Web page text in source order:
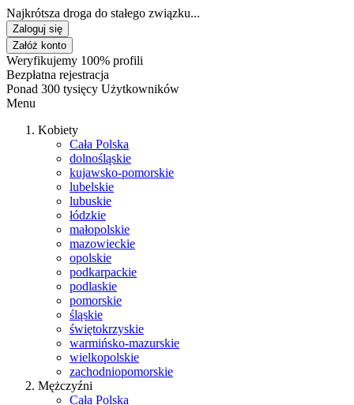
Najkrótsza droga do stałego związku...
Zaloguj się
Załóż konto
Weryfikujemy 100% profili
Bezpłatna rejestracja
Ponad 300 tysięcy Użytkowników
Menu
Kobiety
Cała Polska
dolnośląskie
kujawsko-pomorskie
lubelskie
lubuskie
łódzkie
małopolskie
mazowieckie
opolskie
podkarpackie
podlaskie
pomorskie
śląskie
świętokrzyskie
warmińsko-mazurskie
wielkopolskie
zachodniopomorskie
Mężczyźni
Cała Polska